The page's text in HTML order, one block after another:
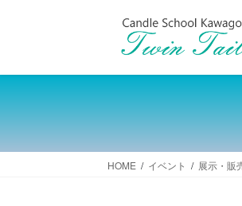
ツ
ス
キ
シ
ン
に
HOME イベント 展示・販